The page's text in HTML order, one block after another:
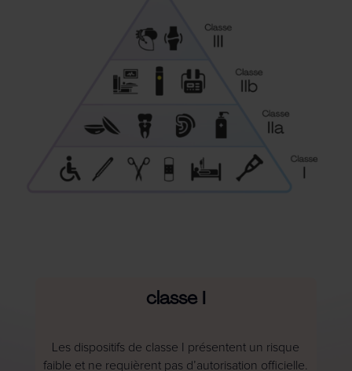
classe I
Les dispositifs de classe I présentent un risque
faible et ne requièrent pas d’autorisation officielle.